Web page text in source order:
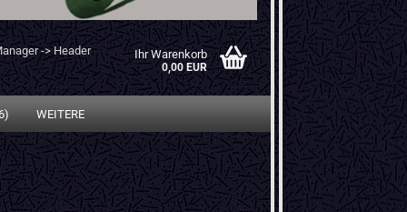
-> Header Ihr Warenkorb
0,00 EUR
WEITERE